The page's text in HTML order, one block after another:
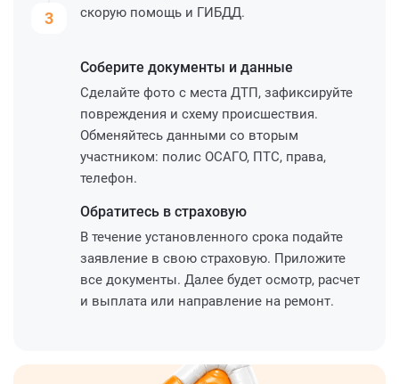
3
скорую помощь и ГИБДД.
Соберите документы и данные
Сделайте фото с места ДТП, зафиксируйте
повреждения и схему происшествия.
Обменяйтесь данными со вторым
участником: полис ОСАГО, ПТС, права,
телефон.
Обратитесь в страховую
В течение установленного срока подайте
заявление в свою страховую. Приложите
все документы. Далее будет осмотр, расчет
и выплата или направление на ремонт.